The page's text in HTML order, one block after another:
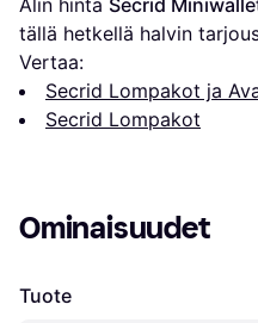
tällä hetkellä halvin
Vertaa:
Secrid Lompakot ja
Secrid Lompakot
Ominaisuudet
Tuote